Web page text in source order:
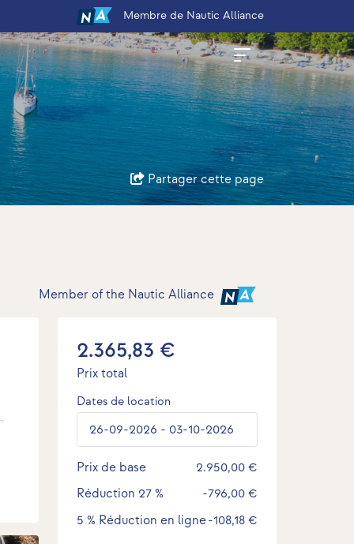
Membre de Nautic Alliance
Partager cette page
Member of the Nautic Alliance
2.365,83 €
Prix total
Dates de location
Prix de base
2.950,00 €
Réduction 27 %
-796,00 €
5 % Réduction en ligne-108,18 €